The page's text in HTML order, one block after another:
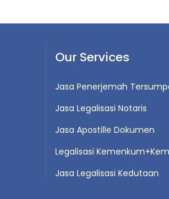
Our Services
Jasa Penerjemah
Jasa Legalisasi Notaris
Jasa Apostille Dokumen
Legalisasi
Jasa Legalisasi Kedutaan